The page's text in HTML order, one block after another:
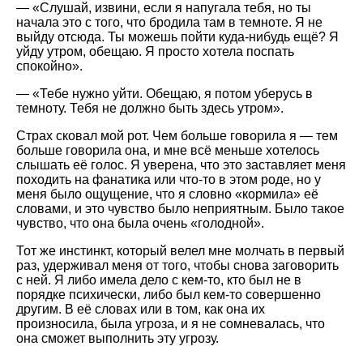
—
Слушай, извини, если я напугала тебя, но ты
начала это с того, что бродила там в темноте. Я не
выйду отсюда. Ты можешь пойти куда-нибудь ещё? Я
уйду утром, обещаю. Я просто хотела поспать
спокойно .
—
Тебе нужно уйти. Обещаю, я потом уберусь в
темноту. Тебя не должно быть здесь утром
.
Страх сковал мой рот. Чем больше говорила я — тем
больше говорила она, и мне всё меньше хотелось
слышать её голос. Я уверена, что это заставляет меня
походить на фанатика или что-то в этом роде, но у
меня было ощущение, что я словно
кормила
её
словами, и это чувство было неприятным. Было такое
чувство, что она была очень
голодной
.
Тот же инстинкт, который велел мне молчать в первый
раз, удерживал меня от того, чтобы снова заговорить
с ней. Я либо имела дело с кем-то, кто был не в
порядке психически, либо был кем-то совершенно
другим. В её словах или в том, как она их
произносила, была угроза, и я не сомневалась, что
она сможет выполнить эту угрозу.